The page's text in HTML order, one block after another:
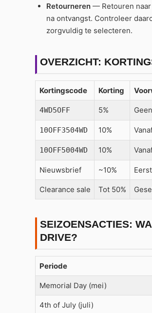
Retourneren— Retouren naar
na ontvangst. Controleer
zorgvuldig te selecteren.
OVERZICHT:
Kortingscode Korting
4WD5OFF 5%
10OFF3504WD 10%
10OFF5004WD 10%
Nieuwsbrief ~10%
Clearance sale Tot 50%
SEIZOENSACTIES:
DRIVE?
Periode
Memorial Day (mei)
4th of July (juli)